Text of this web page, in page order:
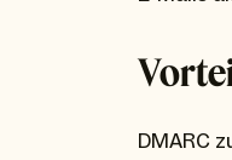
DMARC